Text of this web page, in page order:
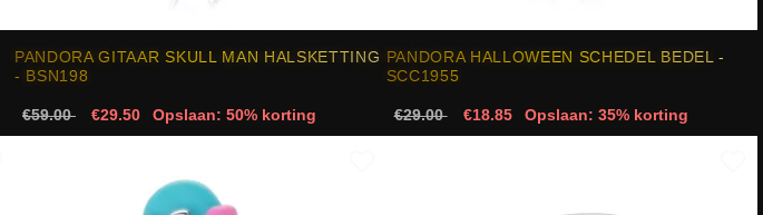
PANDORA GITAAR SKULL MAN HALSKETTING
- BSN198
€59.00 €29.50 Opslaan: 50% korting
PANDORA HALLOWEEN SCHEDEL BEDEL -
SCC1955
€29.00 €18.85 Opslaan: 35% korting